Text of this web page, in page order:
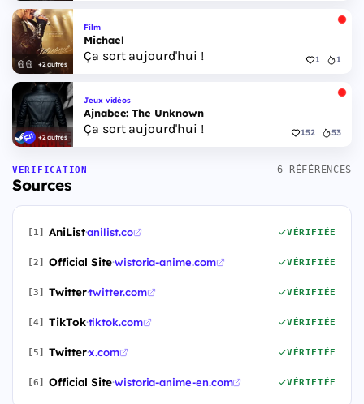
+2 autres
Film
Michael
Ça sort aujourd'hui ! 1 1
+2 autres
Jeux vidéos
Ajnabee: The Unknown
Ça sort aujourd'hui ! 152 53
VÉRIFICATION
Sources
6 RÉFÉRENCES
[1] AniList·anilist.co VÉRIFIÉE
[2] Official Site·wistoria-anime.com VÉRIFIÉE
[3] Twitter·twitter.com VÉRIFIÉE
[4] TikTok·tiktok.com VÉRIFIÉE
[5] Twitter·x.com VÉRIFIÉE
[6] Official Site·wistoria-anime-en.com VÉRIFIÉE